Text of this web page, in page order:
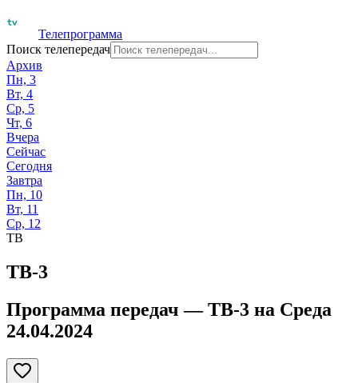
Телепрограмма
Поиск телепередач
Архив
Пн, 3
Вт, 4
Ср, 5
Чт, 6
Вчера
Сейчас
Сегодня
Завтра
Пн, 10
Вт, 11
Ср, 12
ТВ
ТВ-3
Программа передач —ТВ-3 на Среда
24.04.2024